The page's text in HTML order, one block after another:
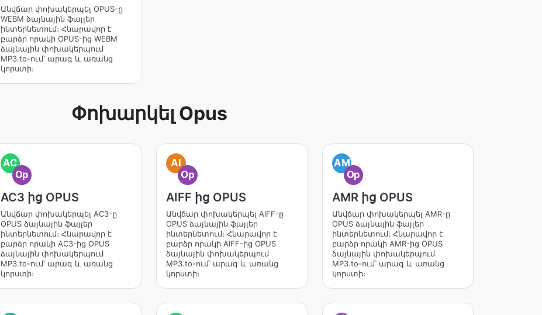
Անվճար փոխակերպել OPUS-ը
WEBM ձայնային ֆայլեր
ինտերնետում։ Հնարավոր է
բարձր որակի OPUS-ից WEBM
ձայնային փոխակերպում
MP3.to-ում՝ արագ և առանց
կորստի։
Փոխարկել Opus
AC
Op
AC3 ից OPUS
Անվճար փոխակերպել AC3-ը
OPUS ձայնային ֆայլեր
ինտերնետում։ Հնարավոր է
բարձր որակի AC3-ից OPUS
ձայնային փոխակերպում
MP3.to-ում՝ արագ և առանց
կորստի։
AI
Op
AIFF ից OPUS
Անվճար փոխակերպել AIFF-ը
OPUS ձայնային ֆայլեր
ինտերնետում։ Հնարավոր է
բարձր որակի AIFF-ից OPUS
ձայնային փոխակերպում
MP3.to-ում՝ արագ և առանց
կորստի։
AM
Op
AMR ից OPUS
Անվճար փոխակերպել AMR-ը
OPUS ձայնային ֆայլեր
ինտերնետում։ Հնարավոր է
բարձր որակի AMR-ից OPUS
ձայնային փոխակերպում
MP3.to-ում՝ արագ և առանց
կորստի։